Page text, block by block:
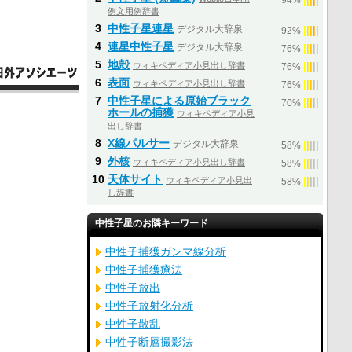
例文用例辞書
3 中性子星連星 デジタル大辞泉 92%
4 連星中性子星 デジタル大辞泉 76%
5 地殻 ウィキペディア小見出し辞書 76%
6 表面 ウィキペディア小見出し辞書 76%
7 中性子星による原始ブラック
ホールの捕獲 ウィキペディア小見
出し辞書
70%
8 X線パルサー デジタル大辞泉 58%
9 外核 ウィキペディア小見出し辞書 58%
10 天体サイト ウィキペディア小見出
し辞書
58%
中性子星のお隣キーワード
中性子捕獲ガンマ線分析
中性子捕獲療法
中性子放出
中性子放射化分析
中性子散乱
中性子断層撮影法